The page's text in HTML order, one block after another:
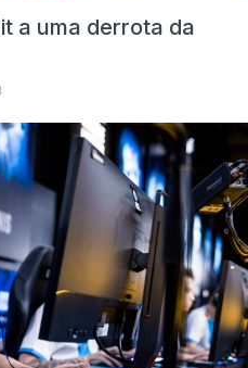
a uma derrota da